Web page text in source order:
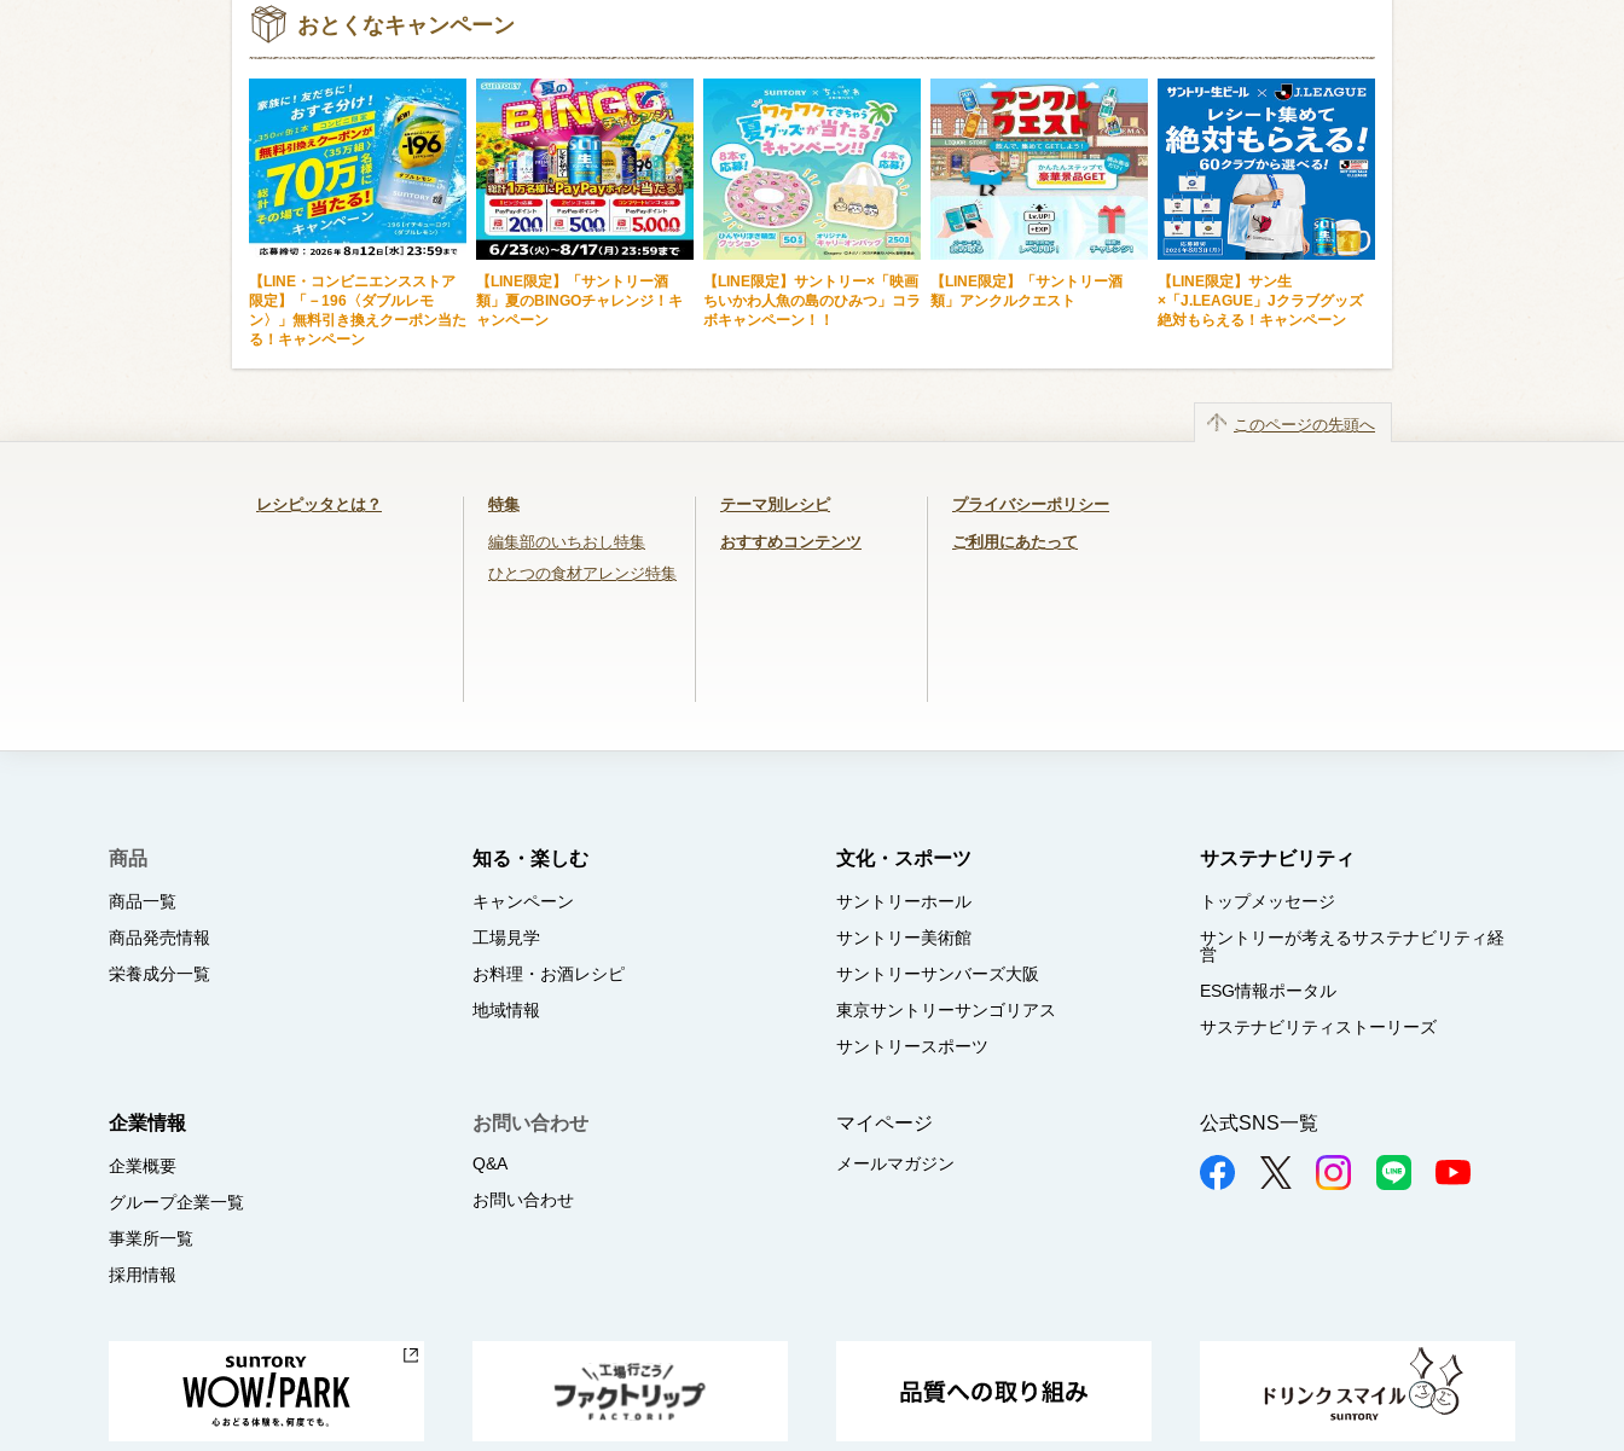
おとくなキャンペーン
【LINE・コンビニエンスストア
限定】「－196〈ダブルレモ
ン〉」無料引き換えクーポン当た
る！キャンペーン
【LINE限定】「サントリー酒
類」夏のBINGOチャレンジ！キ
ャンペーン
【LINE限定】サントリー×「映画
ちいかわ人魚の島のひみつ」コラ
ボキャンペーン！！
【LINE限定】「サントリー酒
類」アンクルクエスト
【LINE限定】サン生
×「J.LEAGUE」Jクラブグッズ
絶対もらえる！キャンペーン
レシピッタとは？ 特集
編集部のいちおし特集
ひとつの食材アレンジ特集
テーマ別レシピ
おすすめコンテンツ
プライバシーポリシー
ご利用にあたって
このページの先頭へ
商品
商品一覧
商品発売情報
栄養成分一覧
知る・楽しむ
キャンペーン
工場見学
お料理・お酒レシピ
地域情報
文化・スポーツ
サントリーホール
サントリー美術館
サントリーサンバーズ大阪
東京サントリーサンゴリアス
サントリースポーツ
サステナビリティ
トップメッセージ
サントリーが考えるサステナビリティ経
営
ESG情報ポータル
サステナビリティストーリーズ
企業情報
企業概要
グループ企業一覧
事業所一覧
採用情報
お問い合わせ
Q&A
お問い合わせ
マイページ
メールマガジン
公式SNS一覧